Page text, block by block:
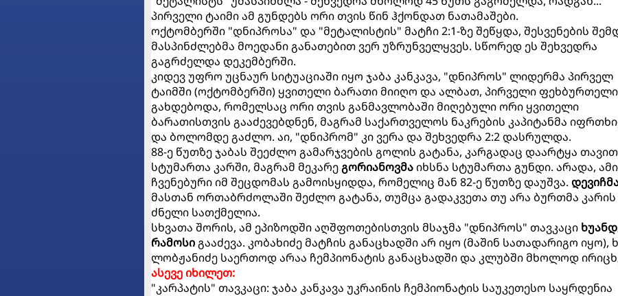
პირველი ტაიმი ამ გუნდებს ორი თვის წინ ჰქონდათ ნათამაშები.
ოქტომბერში "დნიპროსა" და "მეტალისტის" მატჩი 2:1-ზე შეწყდა, შესვენების
მასპინძლებმა მოედანი განათებით ვერ უზრუნველყვეს. სწორედ ეს შეხვედრა
გაგრძელდა დეკემბერში.
კიდევ უფრო უცნაურ სიტუაციაში იყო ჯაბა კანკავა, "დნიპროს" ლიდერმა პირველ
ტაიმში (ოქტომბერში) ყვითელი ბარათი მიიღო და ალბათ, პირველი ფეხბურთელი
გახდებოდა, რომელსაც ორი თვის განმავლობაში მიღებული ორი ყვითელი
ბარათისთვის გააძევებდნენ, მაგრამ საქართველოს ნაკრების კაპიტანმა
და ბოლომდე გაძლო. აი, "დნიპრომ" კი ვერა და შეხვედრა 2:2 დასრულდა.
88-ე წუთზე ჯაბას შეეძლო გამარჯვების გოლის გატანა, კარგადაც დაარტყა თავით
სტუმართა კარში, მაგრამ მეკარეგორიანოვმაიხსნა სტუმართა გუნდი. არადა,
ჩვენებური იმ შეცდომას გამოისყიდდა, რომელიც მან 82-ე წუთზე დაუშვა.
მასთან ორთაბრძოლაში შეძლო გატანა, თუმცა გადაკვეთა თუ არა ბურთმა კარის
ძნელი სათქმელია.
სხვათა შორის, ამ ეპიზოდში აღშფოთებისთვის მსაჯმა "დნიპროს" თავკაცი
რამოსიგააძევა. კობახიძე მატჩის განაცხადში არ იყო (მაშინ სათადარიგო
ლობჟანიძე საერთოდ არაა ჩემპიონატის განაცხადში და კლუბში მხოლოდ
ასევე იხილეთ:
"კარპატის" თავკაცი: ჯაბა კანკავა უკრაინის ჩემპიონატის საუკეთესო საყრდენია